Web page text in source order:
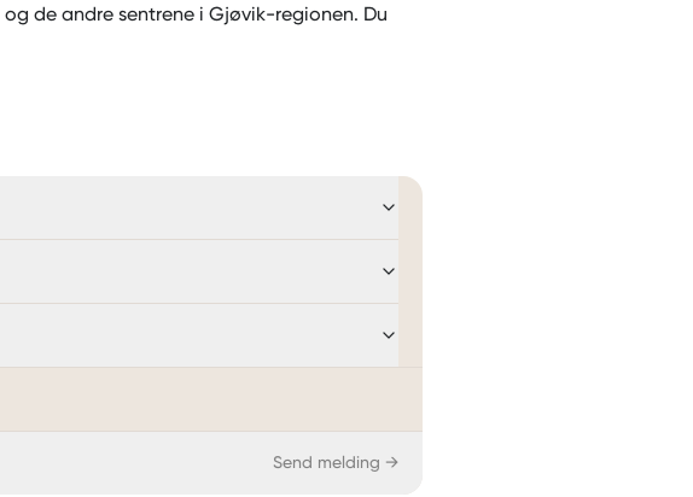
og de andre sentrene i Gjøvik-regionen. Du
Send melding →